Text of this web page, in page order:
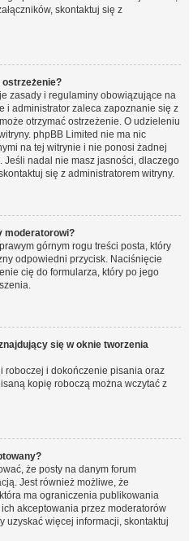
skontaktuj się z
ostrzeżenie?
zasady i regulaminy obowiązujące na
i administrator zaleca zapoznanie się z
otrzymać ostrzeżenie. O udzieleniu
phpBB Limited nie ma nic
na tej witrynie i nie ponosi żadnej
nadal nie masz jasności, dlaczego
się z administratorem witryny.
moderatorowi?
górnym rogu treści posta, który
odpowiedni przycisk. Naciśnięcie
cię do formularza, który po jego
się w oknie tworzenia
roboczej i dokończenie pisania oraz
kopię roboczą można wczytać z
że posty na danym forum
Jest również możliwe, że
ma ograniczenia publikowania
akceptowania przez moderatorów
uzyskać więcej informacji, skontaktuj